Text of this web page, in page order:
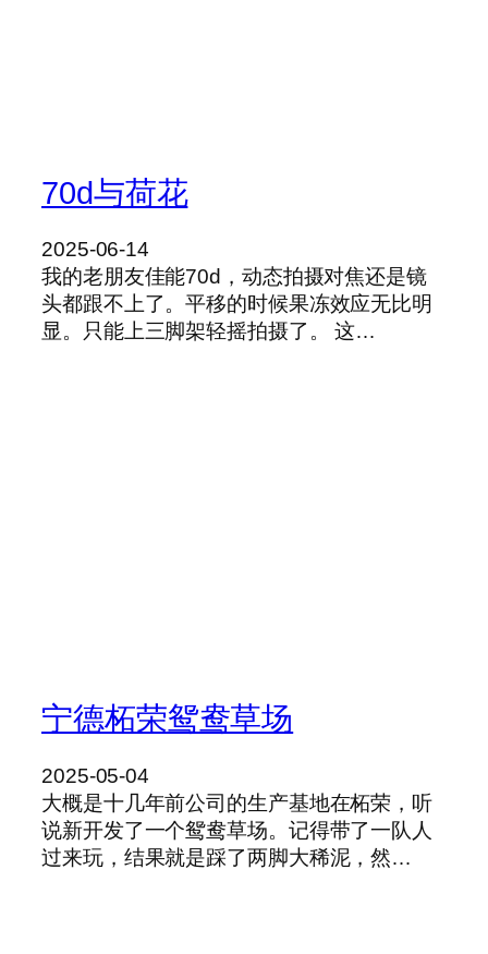
70d与荷花
2025-06-14
我的老朋友佳能70d，动态拍摄对焦还是镜
头都跟不上了。平移的时候果冻效应无比明
显。只能上三脚架轻摇拍摄了。 这…
宁德柘荣鸳鸯草场
2025-05-04
大概是十几年前公司的生产基地在柘荣，听
说新开发了一个鸳鸯草场。记得带了一队人
过来玩，结果就是踩了两脚大稀泥，然…